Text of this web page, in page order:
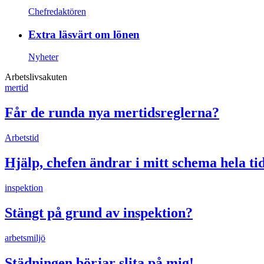
Chefredaktören
Extra läsvärt om lönen
Nyheter
Arbetslivsakuten
mertid
Får de runda nya mertidsreglerna?
Arbetstid
Hjälp, chefen ändrar i mitt schema hela
inspektion
Stängt på grund av inspektion?
arbetsmiljö